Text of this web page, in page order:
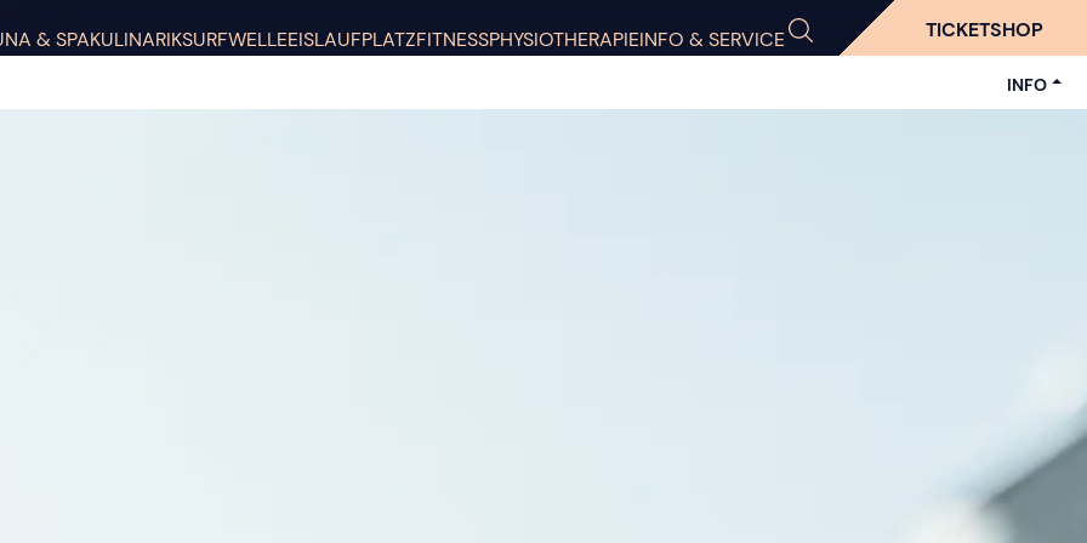
& SPAKULINARIKSURFWELLEEISLAUFPLATZFITNESSPHYSIOTHERAPIEINFO & SERVICE
INFO
TICKETSHOP